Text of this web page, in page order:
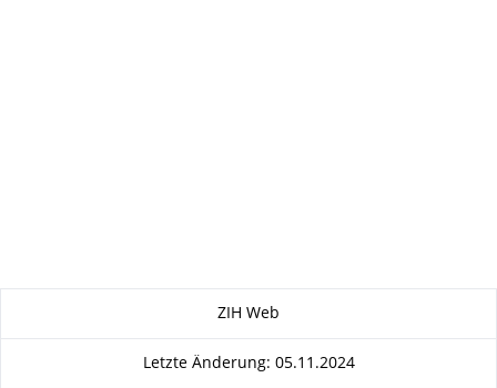
ZIH Web
Letzte Änderung: 05.11.2024